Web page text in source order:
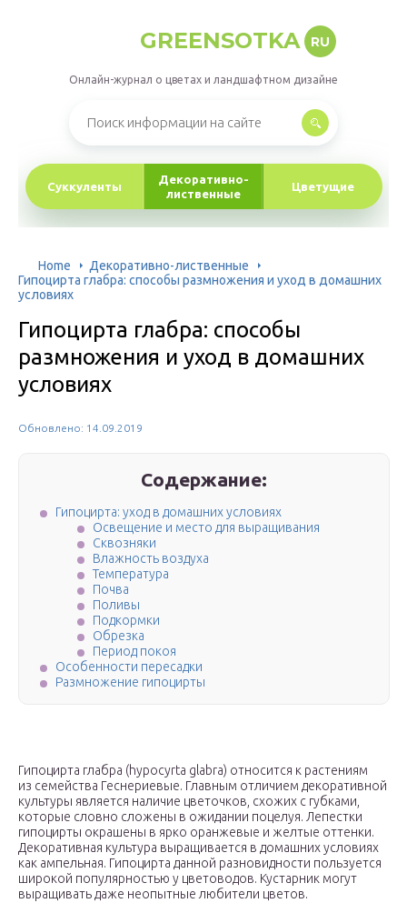
GREENSOTKA RU
Онлайн-журнал о цветах и ландшафтном дизайне
Суккуленты
Декоративно-
лиственные
Цветущие
Home
Декоративно-лиственные
Гипоцирта глабра: способы размножения и уход в домашних
условиях
Гипоцирта глабра: способы
размножения и уход в домашних
условиях
Обновлено: 14.09.2019
Содержание:
Гипоцирта: уход в домашних условиях
Освещение и место для выращивания
Сквозняки
Влажность воздуха
Температура
Почва
Поливы
Подкормки
Обрезка
Период покоя
Особенности пересадки
Размножение гипоцирты
Гипоцирта глабра (hypocyrta glabra) относится к растениям
из семейства Геснериевые. Главным отличием декоративной
культуры является наличие цветочков, схожих с губками,
которые словно сложены в ожидании поцелуя. Лепестки
гипоцирты окрашены в ярко оранжевые и желтые оттенки.
Декоративная культура выращивается в домашних условиях
как ампельная. Гипоцирта данной разновидности пользуется
широкой популярностью у цветоводов. Кустарник могут
выращивать даже неопытные любители цветов.